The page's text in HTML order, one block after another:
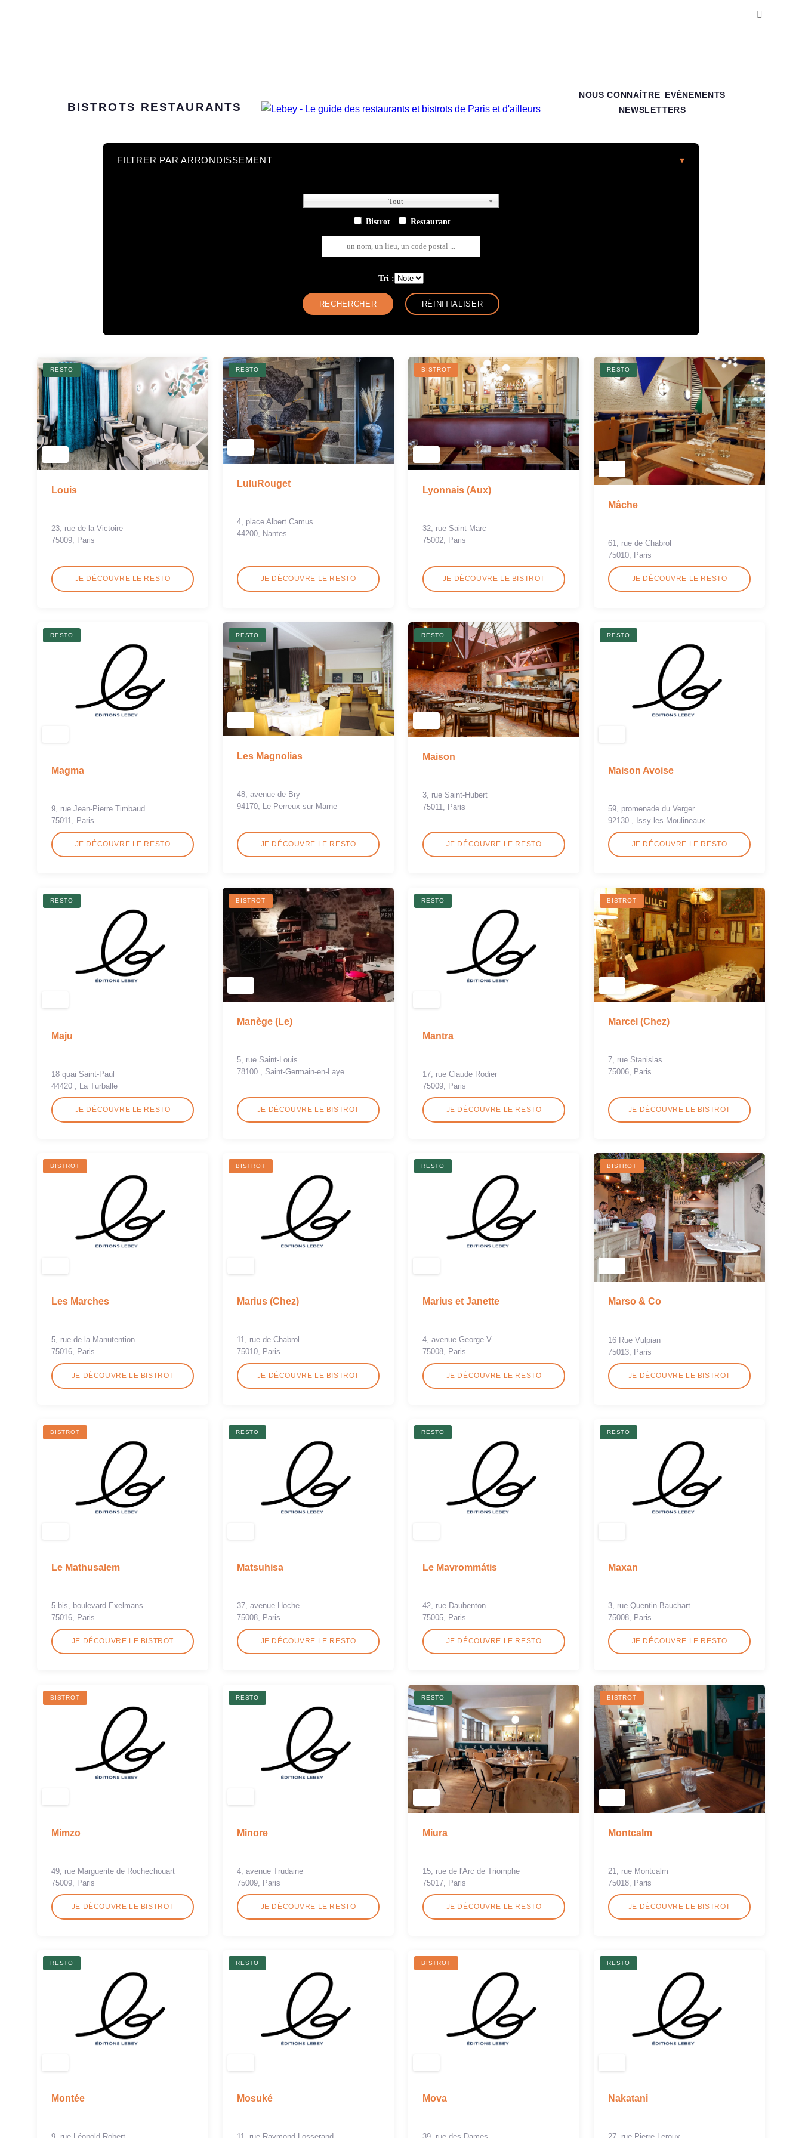
BISTROTS RESTAURANTS
NOUS CONNAÎTRE
EVÈNEMENTS
NEWSLETTERS
FILTRER PAR ARRONDISSEMENT
- Tout -
- Tout -
Bistrot Restaurant
un nom, un lieu, un code postal ...
Tri :
RESTO
Louis
23, rue de la Victoire
75009, Paris
JE DÉCOUVRE LE RESTO
RESTO
LuluRouget
4, place Albert Camus
44200, Nantes
JE DÉCOUVRE LE RESTO
BISTROT
Lyonnais (Aux)
32, rue Saint-Marc
75002, Paris
JE DÉCOUVRE LE BISTROT
RESTO
Mâche
61, rue de Chabrol
75010, Paris
JE DÉCOUVRE LE RESTO
RESTO
Magma
9, rue Jean-Pierre Timbaud
75011, Paris
JE DÉCOUVRE LE RESTO
RESTO
Les Magnolias
48, avenue de Bry
94170, Le Perreux-sur-Marne
JE DÉCOUVRE LE RESTO
RESTO
Maison
3, rue Saint-Hubert
75011, Paris
JE DÉCOUVRE LE RESTO
RESTO
Maison Avoise
59, promenade du Verger
92130 , Issy-les-Moulineaux
JE DÉCOUVRE LE RESTO
RESTO
Maju
18 quai Saint-Paul
44420 , La Turballe
JE DÉCOUVRE LE RESTO
BISTROT
Manège (Le)
5, rue Saint-Louis
78100 , Saint-Germain-en-Laye
JE DÉCOUVRE LE BISTROT
RESTO
Mantra
17, rue Claude Rodier
75009, Paris
JE DÉCOUVRE LE RESTO
BISTROT
Marcel (Chez)
7, rue Stanislas
75006, Paris
JE DÉCOUVRE LE BISTROT
BISTROT
Les Marches
5, rue de la Manutention
75016, Paris
JE DÉCOUVRE LE BISTROT
BISTROT
Marius (Chez)
11, rue de Chabrol
75010, Paris
JE DÉCOUVRE LE BISTROT
RESTO
Marius et Janette
4, avenue George-V
75008, Paris
JE DÉCOUVRE LE RESTO
BISTROT
Marso & Co
16 Rue Vulpian
75013, Paris
JE DÉCOUVRE LE BISTROT
BISTROT
Le Mathusalem
5 bis, boulevard Exelmans
75016, Paris
JE DÉCOUVRE LE BISTROT
RESTO
Matsuhisa
37, avenue Hoche
75008, Paris
JE DÉCOUVRE LE RESTO
RESTO
Le Mavrommátis
42, rue Daubenton
75005, Paris
JE DÉCOUVRE LE RESTO
RESTO
Maxan
3, rue Quentin-Bauchart
75008, Paris
JE DÉCOUVRE LE RESTO
BISTROT
Mimzo
49, rue Marguerite de Rochechouart
75009, Paris
JE DÉCOUVRE LE BISTROT
RESTO
Minore
4, avenue Trudaine
75009, Paris
JE DÉCOUVRE LE RESTO
RESTO
Miura
15, rue de l'Arc de Triomphe
75017, Paris
JE DÉCOUVRE LE RESTO
BISTROT
Montcalm
21, rue Montcalm
75018, Paris
JE DÉCOUVRE LE BISTROT
RESTO
Montée
RESTO
Mosuké
BISTROT
Mova
RESTO
Nakatani